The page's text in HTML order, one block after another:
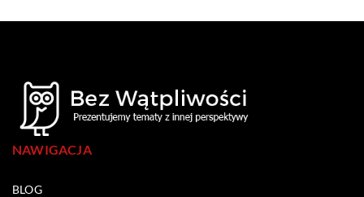
NAWIGACJA
BLOG